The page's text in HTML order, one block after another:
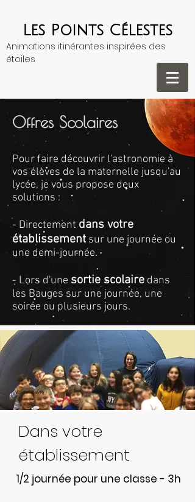
Les Points Célestes
Animations itinérantes inspirées des
étoiles
Offres Scolaires
Pour faire découvrir l'astronomie à
vos élèves de la maternelle jusqu'au
lycée, je vous propose deux
solutions :
- Directement dans votre
établissement sur une journée ou
une demi-journée.
- Lors d'une sortie scolaire dans
les Bauges sur une journée, une
soirée ou plusieurs jours.
Dans votre
établissement
1/2 journée pour une classe - 3h